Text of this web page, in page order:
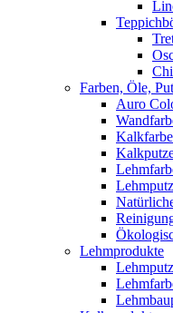
Farben, Öle,
Auro
Lehmprodukte